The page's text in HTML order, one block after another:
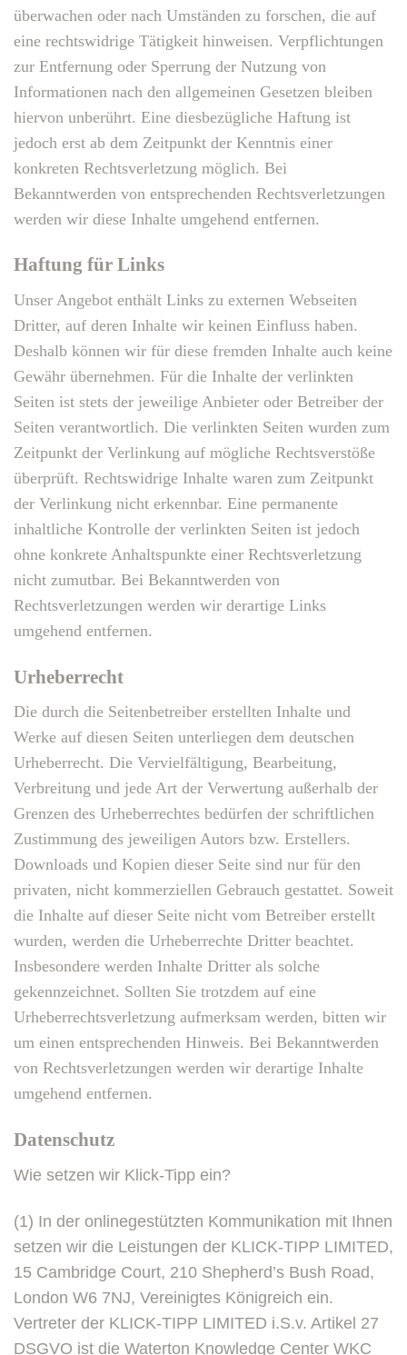
überwachen oder nach Umständen zu forschen, die auf
eine rechtswidrige Tätigkeit hinweisen. Verpflichtungen
zur Entfernung oder Sperrung der Nutzung von
Informationen nach den allgemeinen Gesetzen bleiben
hiervon unberührt. Eine diesbezügliche Haftung ist
jedoch erst ab dem Zeitpunkt der Kenntnis einer
konkreten Rechtsverletzung möglich. Bei
Bekanntwerden von entsprechenden Rechtsverletzungen
werden wir diese Inhalte umgehend entfernen.
Haftung für Links
Unser Angebot enthält Links zu externen Webseiten
Dritter, auf deren Inhalte wir keinen Einfluss haben.
Deshalb können wir für diese fremden Inhalte auch keine
Gewähr übernehmen. Für die Inhalte der verlinkten
Seiten ist stets der jeweilige Anbieter oder Betreiber der
Seiten verantwortlich. Die verlinkten Seiten wurden zum
Zeitpunkt der Verlinkung auf mögliche Rechtsverstöße
überprüft. Rechtswidrige Inhalte waren zum Zeitpunkt
der Verlinkung nicht erkennbar. Eine permanente
inhaltliche Kontrolle der verlinkten Seiten ist jedoch
ohne konkrete Anhaltspunkte einer Rechtsverletzung
nicht zumutbar. Bei Bekanntwerden von
Rechtsverletzungen werden wir derartige Links
umgehend entfernen.
Urheberrecht
Die durch die Seitenbetreiber erstellten Inhalte und
Werke auf diesen Seiten unterliegen dem deutschen
Urheberrecht. Die Vervielfältigung, Bearbeitung,
Verbreitung und jede Art der Verwertung außerhalb der
Grenzen des Urheberrechtes bedürfen der schriftlichen
Zustimmung des jeweiligen Autors bzw. Erstellers.
Downloads und Kopien dieser Seite sind nur für den
privaten, nicht kommerziellen Gebrauch gestattet. Soweit
die Inhalte auf dieser Seite nicht vom Betreiber erstellt
wurden, werden die Urheberrechte Dritter beachtet.
Insbesondere werden Inhalte Dritter als solche
gekennzeichnet. Sollten Sie trotzdem auf eine
Urheberrechtsverletzung aufmerksam werden, bitten wir
um einen entsprechenden Hinweis. Bei Bekanntwerden
von Rechtsverletzungen werden wir derartige Inhalte
umgehend entfernen.
Datenschutz
Wie setzen wir Klick-Tipp ein?
(1) In der onlinegestützten Kommunikation mit Ihnen
setzen wir die Leistungen der KLICK-TIPP LIMITED,
15 Cambridge Court, 210 Shepherd’s Bush Road,
London W6 7NJ, Vereinigtes Königreich ein.
Vertreter der KLICK-TIPP LIMITED i.S.v. Artikel 27
DSGVO ist die Waterton Knowledge Center WKC